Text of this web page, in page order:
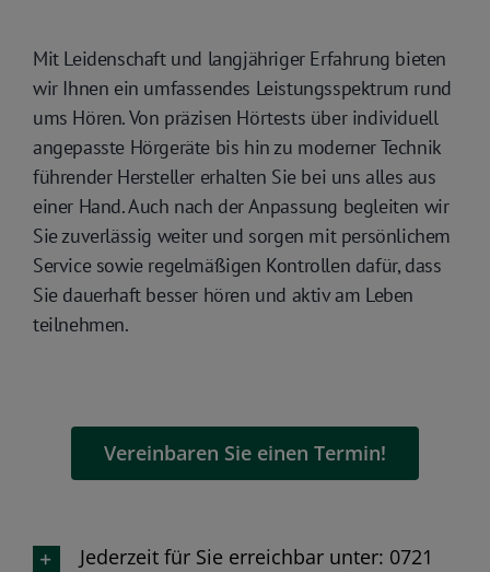
Mit Leidenschaft und langjähriger Erfahrung bieten
wir Ihnen ein umfassendes Leistungsspektrum rund
ums Hören. Von präzisen Hörtests über individuell
angepasste Hörgeräte bis hin zu moderner Technik
führender Hersteller erhalten Sie bei uns alles aus
einer Hand. Auch nach der Anpassung begleiten wir
Sie zuverlässig weiter und sorgen mit persönlichem
Service sowie regelmäßigen Kontrollen dafür, dass
Sie dauerhaft besser hören und aktiv am Leben
teilnehmen.
Vereinbaren Sie einen Termin!
Jederzeit für Sie erreichbar unter: 0721